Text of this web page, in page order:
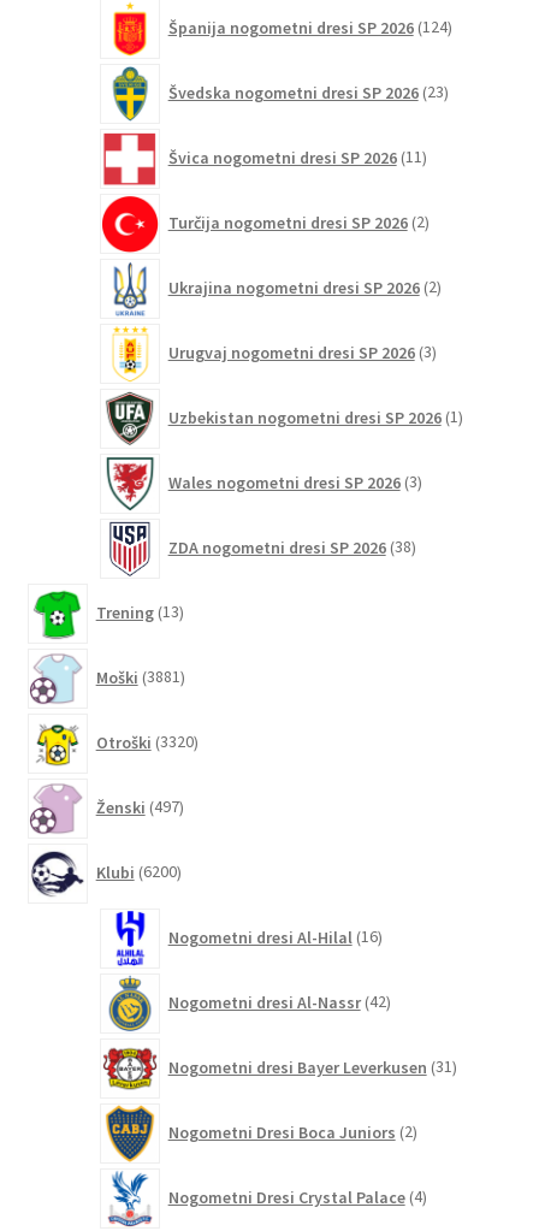
Španija nogometni dresi SP 2026 124izdelkov
Švedska nogometni dresi SP 2026 23izdelkov
Švica nogometni dresi SP 2026 11izdelkov
Turčija nogometni dresi SP 2026 2izdelka
Ukrajina nogometni dresi SP 2026 2izdelka
Urugvaj nogometni dresi SP 2026 3izdelki
Uzbekistan nogometni dresi SP 2026 1izdelek
Wales nogometni dresi SP 2026 3izdelki
ZDA nogometni dresi SP 2026 38izdelkov
Trening 13izdelkov
Moški 3881izdelkov
Otroški 3320izdelkov
Ženski 497izdelkov
Klubi 6200izdelkov
Nogometni dresi Al-Hilal 16izdelkov
Nogometni dresi Al-Nassr 42izdelkov
Nogometni dresi Bayer Leverkusen 31izdelkov
Nogometni Dresi Boca Juniors 2izdelka
Nogometni Dresi Crystal Palace 4izdelki